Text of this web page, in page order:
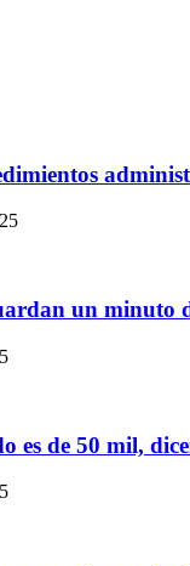
un minuto
es de 50 mil,